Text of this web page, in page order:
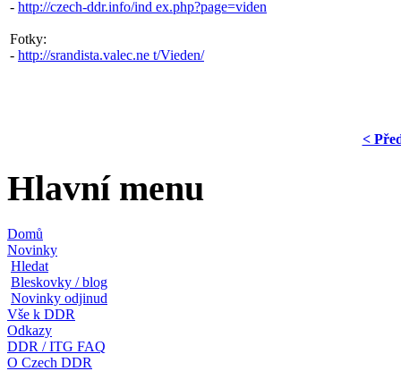
- http://czech-ddr.info/ind ex.php?page=viden
Fotky:
- http://srandista.valec.ne t/Vieden/
<
Hlavní menu
Domů
Novinky
Hledat
Bleskovky / blog
Novinky odjinud
Vše k DDR
Odkazy
DDR / ITG FAQ
O Czech DDR